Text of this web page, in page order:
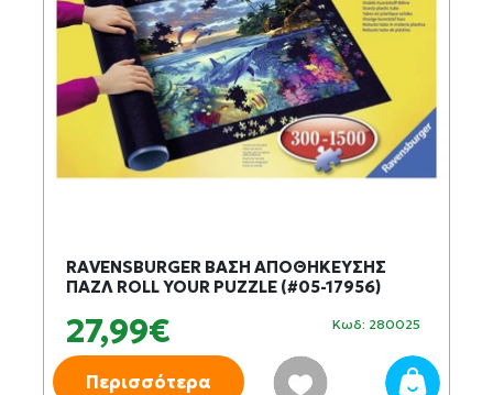
RAVENSBURGER ΒΑΣΗ ΑΠΟΘΗΚΕΥΣΗΣ
ΠΑΖΛ ROLL YOUR PUZZLE (#05-17956)
27,99€ Κωδ: 280025
Περισσότερα